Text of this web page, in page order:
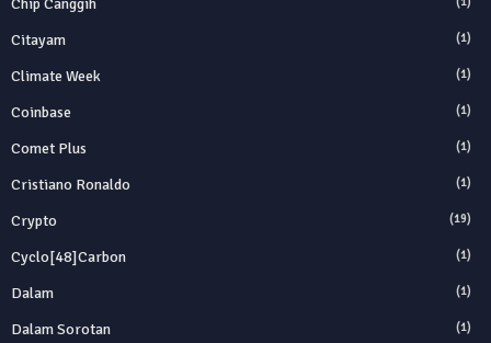
Chip Canggih
Citayam (1)
Climate Week (1)
Coinbase (1)
Comet Plus (1)
Cristiano Ronaldo (1)
Crypto (19)
Cyclo[48]carbon (1)
Dalam (1)
Dalam Sorotan (1)